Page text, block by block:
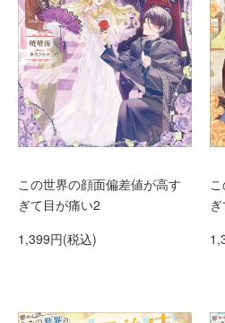
この世界の顔面偏差値が高す
ぎて目が痛い2
1,399円(税込)